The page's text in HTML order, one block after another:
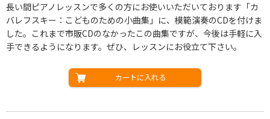
長い間ピアノレッスンで多くの方にお使いいただいております「カ
バレフスキー：こどものための小曲集」に、模範演奏のCDを付けま
した。これまで市販CDのなかったこの曲集ですが、今後は手軽に入
手できるようになります。ぜひ、レッスンにお役立て下さい。
カートに入れる